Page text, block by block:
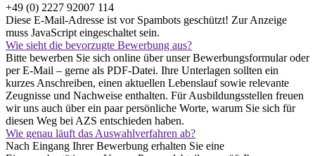
+49 (0) 2227 92007 114
Diese E-Mail-Adresse ist vor Spambots geschützt! Zur Anzeige
muss JavaScript eingeschaltet sein.
Wie sieht die bevorzugte Bewerbung aus?
Bitte bewerben Sie sich online über unser Bewerbungsformular oder
per E-Mail – gerne als PDF-Datei. Ihre Unterlagen sollten ein
kurzes Anschreiben, einen aktuellen Lebenslauf sowie relevante
Zeugnisse und Nachweise enthalten. Für Ausbildungsstellen freuen
wir uns auch über ein paar persönliche Worte, warum Sie sich für
diesen Weg bei AZS entschieden haben.
Wie genau läuft das Auswahlverfahren ab?
Nach Eingang Ihrer Bewerbung erhalten Sie eine